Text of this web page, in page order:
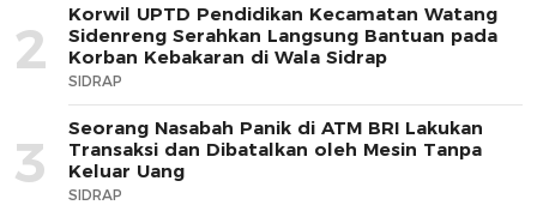
2
Korwil UPTD Pendidikan Kecamatan Watang
Sidenreng Serahkan Langsung Bantuan pada
Korban Kebakaran di Wala Sidrap
SIDRAP
3
Seorang Nasabah Panik di ATM BRI Lakukan
Transaksi dan Dibatalkan oleh Mesin Tanpa
Keluar Uang
SIDRAP